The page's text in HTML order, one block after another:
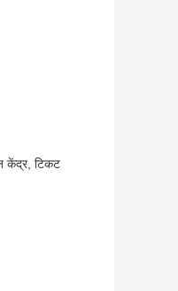
केंद्र, टिकट